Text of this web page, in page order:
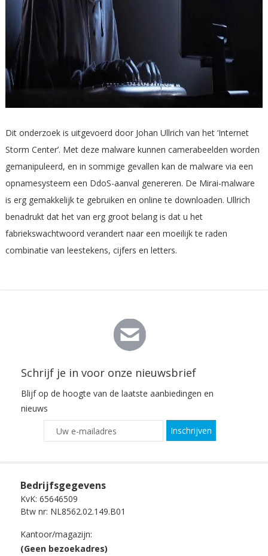
Dit onderzoek is uitgevoerd door Johan Ullrich van het ‘Internet
Storm Center’. Met deze malware kunnen camerabeelden worden
gemanipuleerd, en in sommige gevallen kan de malware via een
opnamesysteem een DdoS-aanval genereren. De Mirai-malware
is erg gemakkelijk te gebruiken en online te downloaden. Ullrich
benadrukt dat het van erg groot belang is dat u het
fabriekswachtwoord verandert naar een moeilijk te raden
combinatie van leestekens, cijfers en letters.
Schrijf je in voor onze nieuwsbrief
Blijf op de hoogte van de laatste aanbiedingen en
nieuws
Inschrijven
Bedrijfsgegevens
KvK: 65646509
Btw nr: NL8562.02.149.B01
Kantoor/magazijn:
(Geen bezoekadres)